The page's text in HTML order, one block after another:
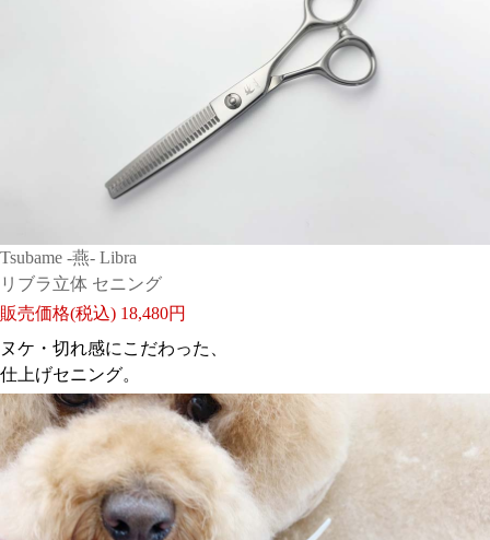
Tsubame -燕- Libra
リブラ立体 セニング
販売価格(税込) 18,480円
ヌケ・切れ感にこだわった、
仕上げセニング。